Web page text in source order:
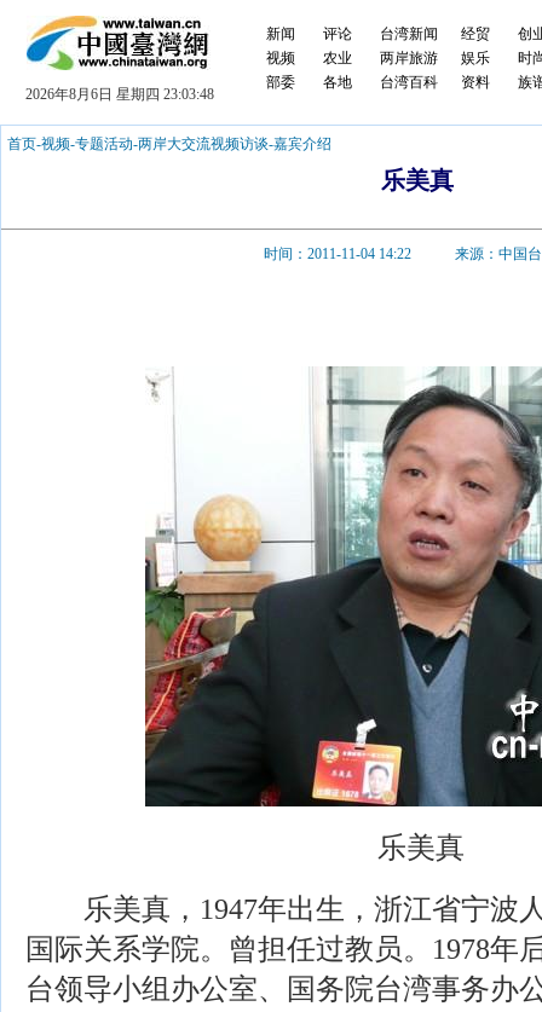
2026年8月6日 星期四 23:03:49
新闻
视频
部委
评论
农业
各地
台湾新闻
两岸旅游
台湾百科
经贸
娱乐
资料
创
时
族
首页-视频-专题活动-两岸大交流视频访谈-嘉宾介绍
乐美真
时间：2011-11-04 14:22 来源：中国
乐美真
乐美真，1947年出生，浙江省宁波
国际关系学院。曾担任过教员。1978年
台领导小组办公室、国务院台湾事务办